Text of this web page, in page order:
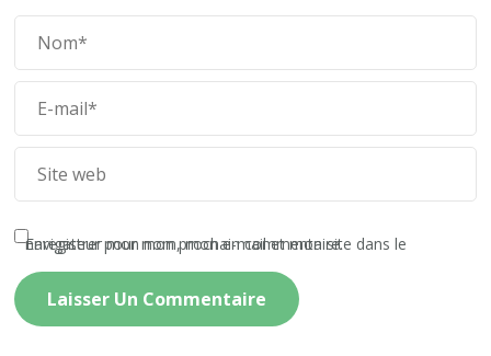
Enregistrer mon nom, mon e-mail et mon site dans le navigateur pour mon prochain commentaire.